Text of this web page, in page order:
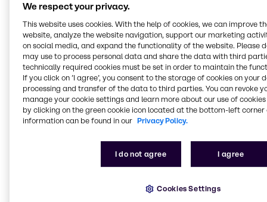
phân khúc thị trường
chính:
Bảo vệ cây trồng và chất bổ trợ
Giữ cho cây trồng của bạn an toàn và khỏe mạnh
để thu hoạch là ưu tiên hàng đầu đối với mọi nông
dân sản xuất công nghiệp. Hãy để Brenntag giúp
bạn duy trì canh tác cây trồng bằng các giải pháp
Quản lý nitrogen và tăng cường phosphate
We respect your privacy.
This website uses cookies. With the help of cookies, we can improve
website, analyze the website navigation, support our marketing
on social media, and expand the functionality of the website. Please
may use to process personal data and share the data with third
technically required cookies must be set in order to maintain the
If you click on ’I agree’, you consent to the storage of cookies on your
processing and transfer of the data to third parties. You can revoke
manage your cookie settings and learn more about our use of cookies
by clicking on the green cookie icon located at the bottom-left corner
information can be found in our Privacy Policy.
I do not agree I agree
Cookies Settings